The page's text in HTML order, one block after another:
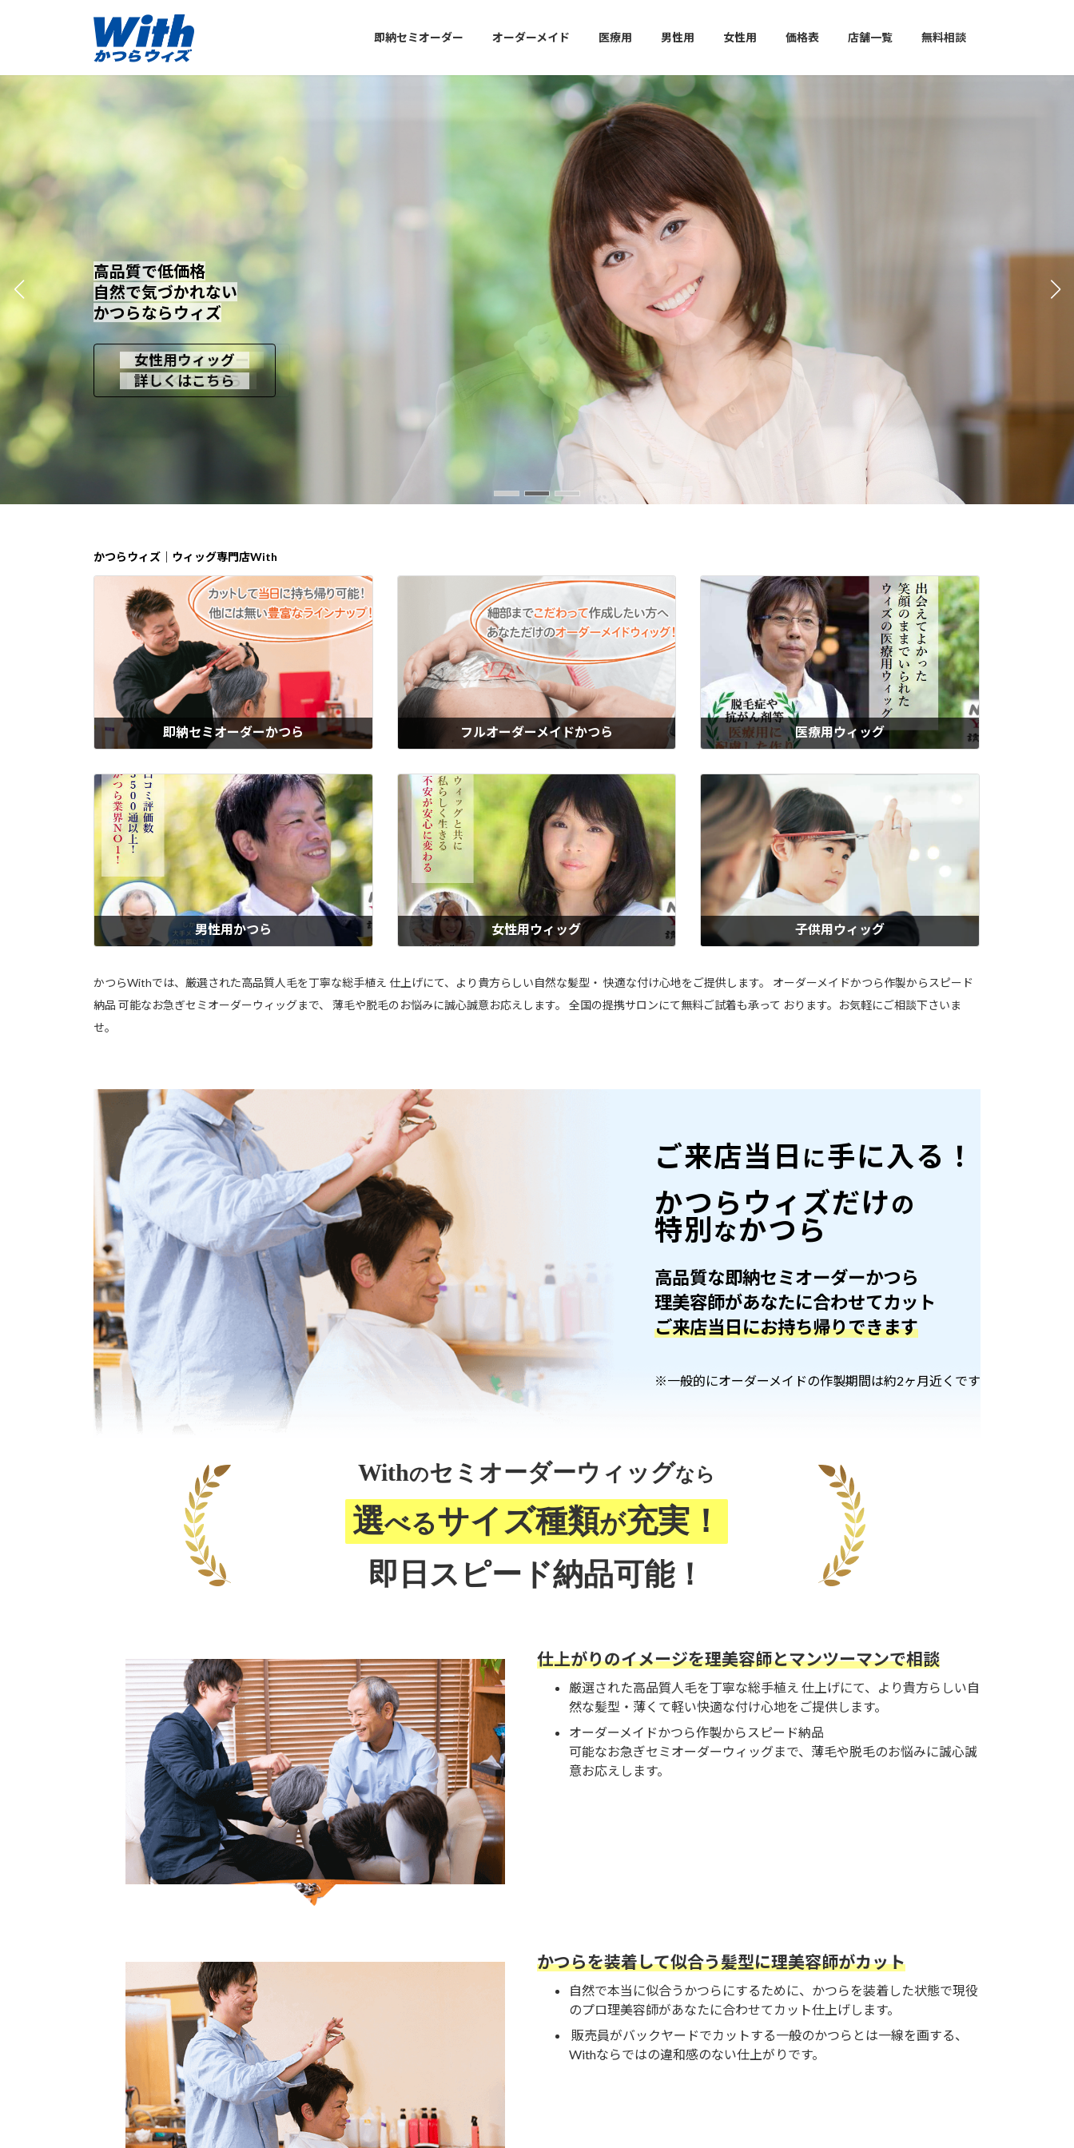
ツ
プ
シ
動
即納セミオーダー オーダーメイド 医療用 男性用 女性用 価格表 店舗一覧 無料相談
高品質で低価格
自然で気づかれない
かつらならウィズ
即納セミオーダー
詳しくはこちら
高品質で低価格
自然で気づかれない
かつらならウィズ
女性用ウィッグ
詳しくはこちら
高品質で低価格
自然で気づかれない
かつらならウィズ
男性用かつら
詳しくはこちら
かつらウィズ｜ウィッグ専門店With
即納セミオーダーかつら
ット仕上げ。他社には無い！その日にぴったり持ち帰りOK。男性用・女性
用・子供用すべて対応。すぐにかつらが必要な方に最適です。自然な白髪
タイプもご用意！
もっと見る
フルオーダーメイドかつら
価格でご好評いただいています。男性用・女性用・子供用すべて対応。製
作期間を要するので、お時間に余裕のある方や、既にかつらをお持ちの方
におすすめです。
もっと見る
医療用ウィッグ
応したウィッグです。人毛100％で自然な仕上がり。男性・女性・子供用
もご用意しています。すぐに必要な方には、即納セミオーダーで当日お持
ち帰りも可能。急な抜け毛にも安心です。
男性用かつら
再現。気になる分け目や生え際も自然に見える植毛技術を採用。軽くて快
療用にも対応し、大手メーカーの半額以下の価格でご提供。
女性用ウィッグ
りが人気、「私らしさ」を大切にしたい女性に選ばれています。医療用と
当。おすすめのレディースウィッグです。
子供用ウィッグ
心地を追求した高機能なウィッグです。明るい毎日を取り戻して欲しいと
キッズ割引き特典あり。安心をお届けします。
かつらWithでは、厳選された高品質人毛を丁寧な総手植え 仕上げにて、より貴方らしい自然な髪型・ 快適な付け心地をご提供します。 オーダーメイドかつら作製からスピード
納品 可能なお急ぎセミオーダーウィッグまで、 薄毛や脱毛のお悩みに誠心誠意お応えします。 全国の提携サロンにて無料ご試着も承って おります。お気軽にご相談下さいま
せ。
ご来店当日 に手に入る！
かつらウィズだけの
特別 なかつら
高品質な即納セミオーダーかつら
理美容師があなたに合わせてカット
ご来店当日にお持ち帰りできます
※一般的にオーダーメイドの作製期間は約2ヶ月近くです
Withのセミオーダーウィッグなら
選べるサイズ種類が充実！
即日スピード納品可能！
仕上がりのイメージを理美容師とマンツーマンで相談
厳選された高品質人毛を丁寧な総手植え 仕上げにて、より貴方らしい自
然な髪型・薄くて軽い快適な付け心地をご提供します。
オーダーメイドかつら作製からスピード納品
可能なお急ぎセミオーダーウィッグまで、薄毛や脱毛のお悩みに誠心誠
意お応えします。
かつらを装着して似合う髪型に理美容師がカット
自然で本当に似合うかつらにするために、かつらを装着した状態で現役
のプロ理美容師があなたに合わせてカット仕上げします。
販売員がバックヤードでカットする一般のかつらとは一線を画する、
Withならではの違和感のない仕上がりです。